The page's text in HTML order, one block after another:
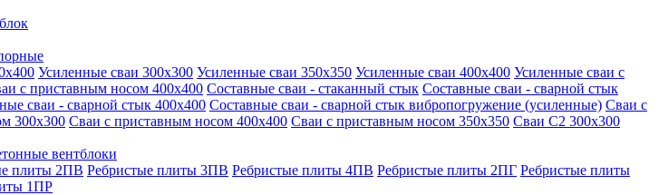
Усиленные сваи 300х300 Усиленные сваи 350х350 Усиленные сваи 400х400 Усиленные сваи с
с приставным носом 400х400 Составные сваи - стаканный стык Составные сваи - сварной стык
сваи - сварной стык 400х400 Составные сваи - сварной стык вибропогружение (усиленные) Сваи с
300х300 Сваи с приставным носом 400х400 Сваи с приставным носом 350х350 Сваи С2 300х300
вентблоки
плиты 2ПВ Ребристые плиты 3ПВ Ребристые плиты 4ПВ Ребристые плиты 2ПГ Ребристые плиты
1ПР